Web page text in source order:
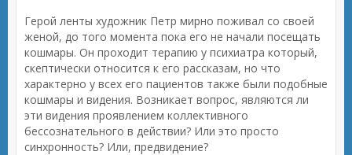
Герой ленты художник Петр мирно поживал со своей
женой, до того момента пока его не начали посещать
кошмары. Он проходит терапию у психиатра который,
скептически относится к его рассказам, но что
характерно у всех его пациентов также были подобные
кошмары и видения. Возникает вопрос, являются ли
эти видения проявлением коллективного
бессознательного в действии? Или это просто
синхронность? Или, предвидение?